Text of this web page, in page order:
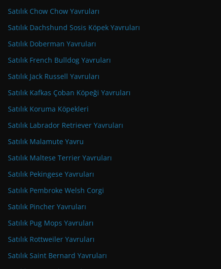
Satılık Chow Chow Yavruları
Satılık Dachshund Sosis Köpek Yavruları
Satılık Doberman Yavruları
Satılık French Bulldog Yavruları
Satılık Jack Russell Yavruları
Satılık Kafkas Çoban Köpeği Yavruları
Satılık Koruma Köpekleri
Satılık Labrador Retriever Yavruları
Satılık Malamute Yavru
Satılık Maltese Terrier Yavruları
Satılık Pekingese Yavruları
Satılık Pembroke Welsh Corgi
Satılık Pincher Yavruları
Satılık Pug Mops Yavruları
Satılık Rottweiler Yavruları
Satılık Saint Bernard Yavruları